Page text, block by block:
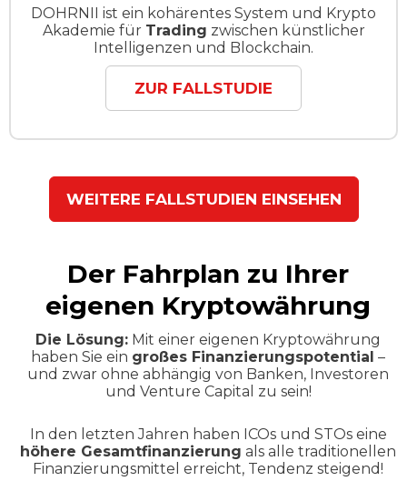
DOHRNII ist ein kohärentes System und Krypto
Akademie für Trading zwischen künstlicher
Intelligenzen und Blockchain.
ZUR FALLSTUDIE
WEITERE FALLSTUDIEN EINSEHEN
Der Fahrplan zu Ihrer
eigenen Kryptowährung
Die Lösung: Mit einer eigenen Kryptowährung
haben Sie ein großes Finanzierungspotential –
und zwar ohne abhängig von Banken, Investoren
und Venture Capital zu sein!
In den letzten Jahren haben ICOs und STOs eine
höhere Gesamtfinanzierung als alle traditionellen
Finanzierungsmittel erreicht, Tendenz steigend!